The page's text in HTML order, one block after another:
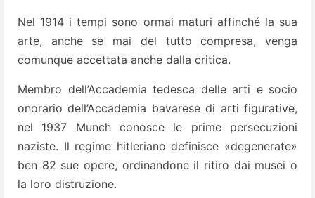
Nel 1914 i tempi sono ormai maturi affinché la sua
arte, anche se mai del tutto compresa, venga
comunque accettata anche dalla critica.
Membro dell’Accademia tedesca delle arti e socio
onorario dell’Accademia bavarese di arti figurative,
nel 1937 Munch conosce le prime persecuzioni
naziste. Il regime hitleriano definisce «degenerate»
ben 82 sue opere, ordinandone il ritiro dai musei o
la loro distruzione.